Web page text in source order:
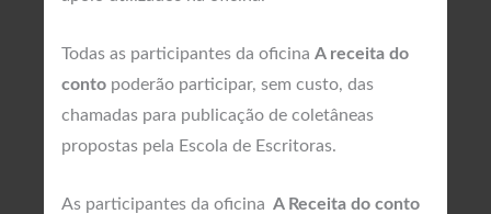
Todas as participantes da oficina A receita do
contopoderão participar, sem custo, das
chamadas para publicação de coletâneas
propostas pela Escola de Escritoras.
As participantes da oficina A Receita do conto